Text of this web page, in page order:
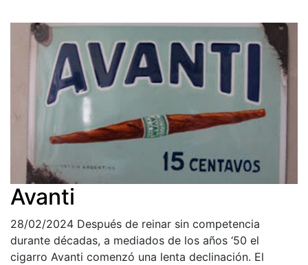
Avanti
28/02/2024 Después de reinar sin competencia
durante décadas, a mediados de los años ‘50 el
cigarro Avanti comenzó una lenta declinación. El